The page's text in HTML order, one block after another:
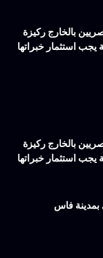
بالخارج ركيزة
يجب استثمار خبراتها
بالخارج ركيزة
يجب استثمار خبراتها
بمدينة فاس